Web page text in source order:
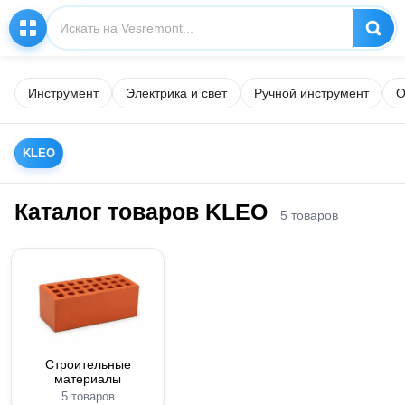
Инструмент Электрика и свет Ручной инструмент
KLEO
Каталог товаров KLEO 5 товаров
Строительные
материалы
5 товаров